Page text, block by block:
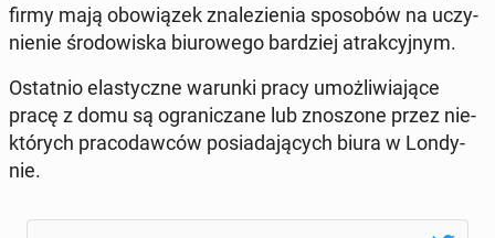
firmy mają obo­wią­zek zna­le­zie­nia spo­so­bów na uczy­
nie­nie śro­do­wi­ska biu­ro­we­go bar­dziej atrak­cyj­nym.
Ostat­nio ela­stycz­ne warunki pracy umoż­li­wia­ją­ce
pracę z domu są ogra­ni­cza­ne lub zno­szo­ne przez nie­
któ­rych pra­co­daw­ców po­sia­da­ją­cych biura w Lon­dy­
nie.